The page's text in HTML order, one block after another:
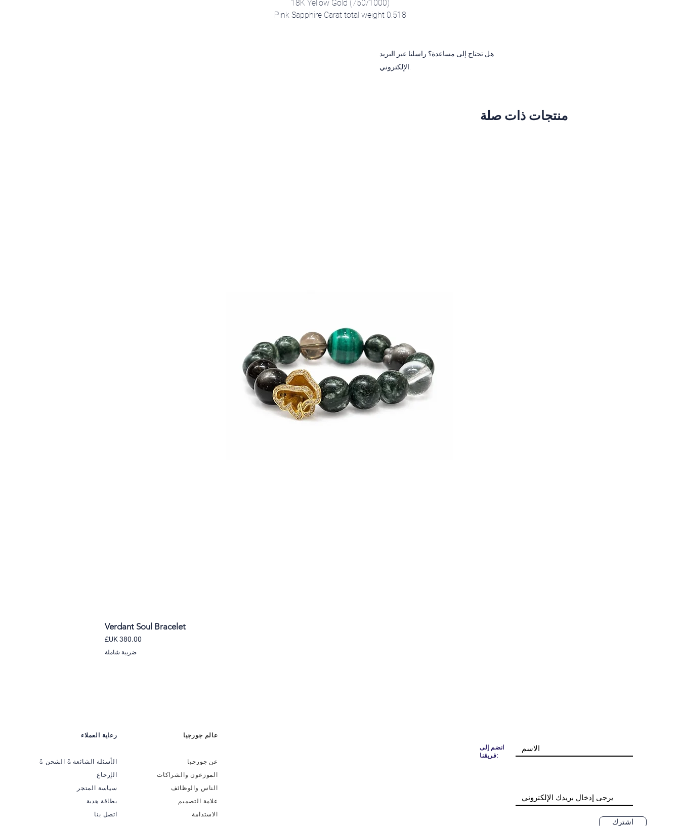
18K Yellow Gold (750/1000)
Pink Sapphire Carat total weight 0.518
هل تحتاج إلى مساعدة؟ راسلنا عبر البريد
منتجات ذات صلة
Verdant Soul Bracelet
السعر
ضريبة شاملة
رعاية العملاء
الأسئلة الشائعة & الشحن &
الإرجاع
سياسة المتجر
بطاقة هدية
اتصل بنا
عالم جورجيا
عن جورجيا
الموزعون والشراكات
الناس والوظائف
علامة التصميم
الاستدامة
انضم إلى
فريقنا:
اشترك